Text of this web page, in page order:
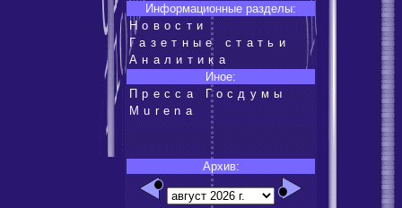
Информационные разделы:
Новости
Газетные статьи
Аналитика
Иное:
Пресса Госдумы
Murena
Архив: